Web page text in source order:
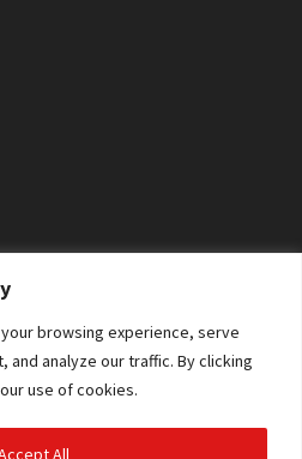
browsing experience, serve
analyze our traffic. By clicking
use of cookies.
All